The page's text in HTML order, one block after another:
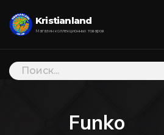
Kristianland
Магазин коллекционных товаров
Поиск
товаров
Funko